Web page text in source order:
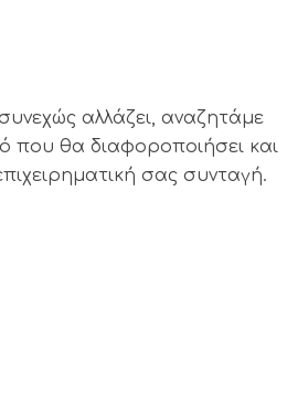
αλλάζει, αναζητάμε
που θα διαφοροποιήσει και
σας συνταγή.